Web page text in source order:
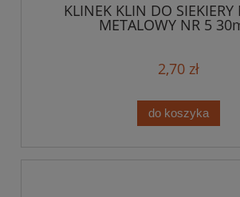
KLINEK KLIN DO SIEKIERY
METALOWY NR 5
2,70 zł
do koszyka